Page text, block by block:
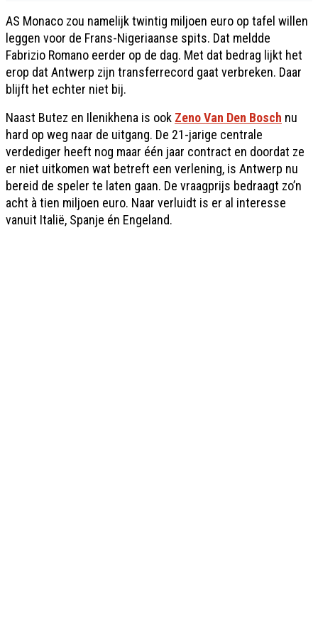
AS Monaco zou namelijk twintig miljoen euro op tafel willen
leggen voor de Frans-Nigeriaanse spits. Dat meldde
Fabrizio Romano eerder op de dag. Met dat bedrag lijkt het
erop dat Antwerp zijn transferrecord gaat verbreken. Daar
blijft het echter niet bij.
Naast Butez en Ilenikhena is ook Zeno Van Den Bosch nu
hard op weg naar de uitgang. De 21-jarige centrale
verdediger heeft nog maar één jaar contract en doordat ze
er niet uitkomen wat betreft een verlening, is Antwerp nu
bereid de speler te laten gaan. De vraagprijs bedraagt zo’n
acht à tien miljoen euro. Naar verluidt is er al interesse
vanuit Italië, Spanje én Engeland.